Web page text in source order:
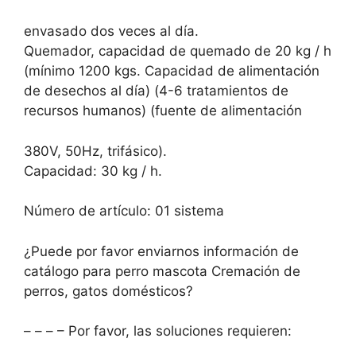
envasado dos veces al día.
Quemador, capacidad de quemado de 20 kg / h
(mínimo 1200 kgs. Capacidad de alimentación
de desechos al día) (4-6 tratamientos de
recursos humanos) (fuente de alimentación
380V, 50Hz, trifásico).
Capacidad: 30 kg / h.
Número de artículo: 01 sistema
¿Puede por favor enviarnos información de
catálogo para perro mascota Cremación de
perros, gatos domésticos?
– – – – Por favor, las soluciones requieren: